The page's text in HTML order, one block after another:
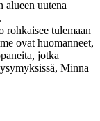
tulemaan
ovat huomanneet,
jotka
Minna